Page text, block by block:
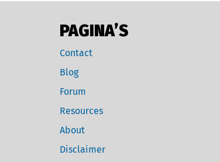
PAGINA’S
Contact
Blog
Forum
Resources
About
Disclaimer